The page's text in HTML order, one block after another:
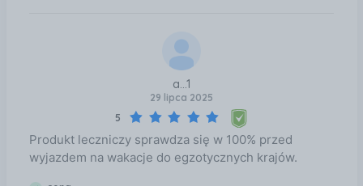
a...1
29 lipca 2025
5
Produkt leczniczy sprawdza się w 100% przed
wyjazdem na wakacje do egzotycznych krajów.